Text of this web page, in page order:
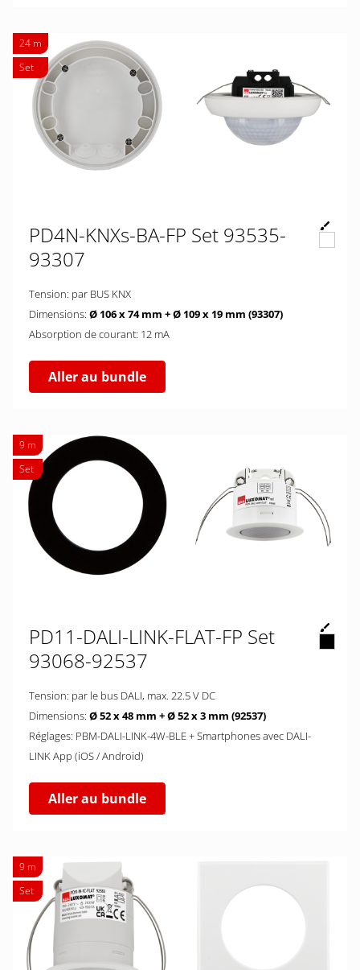
24 m
Set
PD4N-KNXs-BA-FP Set 93535-
93307
Tension: par BUS KNX
Dimensions: Ø 106 x 74 mm + Ø 109 x 19 mm (93307)
Absorption de courant: 12 mA
Aller au bundle
9 m
Set
PD11-DALI-LINK-FLAT-FP Set
93068-92537
Tension: par le bus DALI, max. 22.5 V DC
Dimensions: Ø 52 x 48 mm + Ø 52 x 3 mm (92537)
Réglages: PBM-DALI-LINK-4W-BLE + Smartphones avec DALI-
LINK App (iOS / Android)
Aller au bundle
9 m
Set